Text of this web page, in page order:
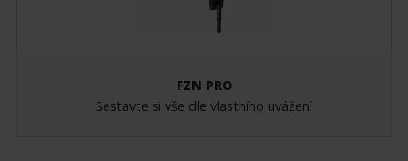
FZN PRO
Sestavte si vše dle vlastního uvážení